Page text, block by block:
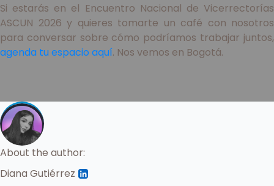
Si estarás en el Encuentro Nacional de Vicerrectorías
ASCUN 2026 y quieres tomarte un café con nosotros
para conversar sobre cómo podríamos trabajar juntos,
agenda tu espacio aquí. Nos vemos en Bogotá.
About the author:
Diana Gutiérrez